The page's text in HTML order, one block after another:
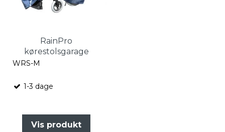
RainPro
kørestolsgarage
WRS-M
1-3 dage
Vis produkt